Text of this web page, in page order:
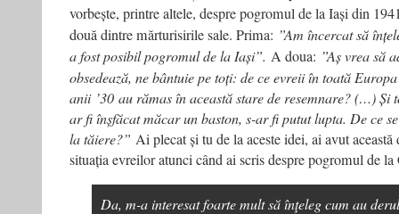
vorbește, printre altele, despre pogromul de la Iași din
două dintre mărturisirile sale. Prima: ”Am încercat să
a fost posibil pogromul de la Iași”. A doua: ”Aș vrea să
obsedează, ne bântuie pe toți: de ce evreii în toată
anii ’30 au rămas în această stare de resemnare? (…) Și
ar fi înșfăcat măcar un baston, s-ar fi putut lupta. De ce
la tăiere?” Ai plecat și tu de la aceste idei, ai avut
situația evreilor atunci când ai scris despre pogromul de la
Da, m-a interesat foarte mult să înţeleg cum au